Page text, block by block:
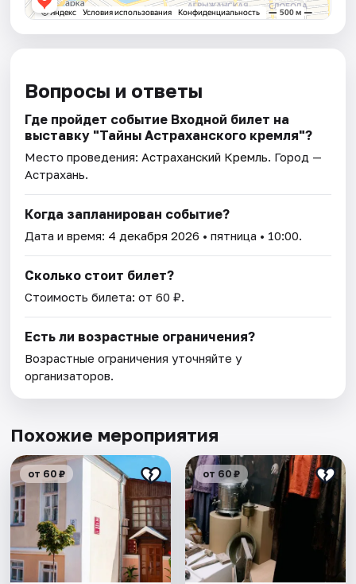
Вопросы и ответы
Где пройдет событие Входной билет на
выставку "Тайны Астраханского кремля"?
Место проведения:Астраханский Кремль. Город —
Астрахань.
Когда запланирован событие?
Дата и время: 4 декабря 2026 • пятница • 10:00.
Сколько стоит билет?
Стоимость билета: от 60 ₽.
Есть ли возрастные ограничения?
Возрастные ограничения уточняйте у
организаторов.
Похожие мероприятия
от 60 ₽ от 60 ₽